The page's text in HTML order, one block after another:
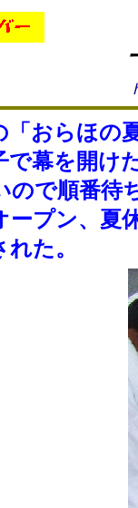
おらほの
で幕を開け
ので順番待
ープン、夏
た。